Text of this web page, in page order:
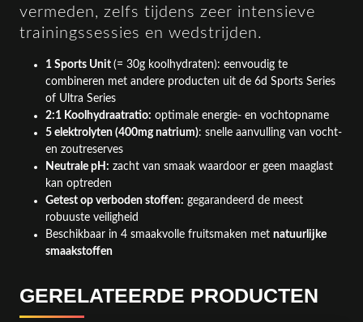
vermeden, zelfs tijdens zeer intensieve
trainingssessies en wedstrijden.
1 Sports Unit (= 30g koolhydraten): eenvoudig te
combineren met andere producten uit de 6d Sports Series
of Ultra Series
2:1 Koolhydraatratio: optimale energie- en vochtopname
5 elektrolyten (400mg natrium): snelle aanvulling van vocht-
en zoutreserves
Neutrale pH: zacht van smaak waardoor er geen maaglast
kan optreden
Getest op verboden stoffen: gegarandeerd de meest
robuuste veiligheid
Beschikbaar in 4 smaakvolle fruitsmaken met natuurlijke
smaakstoffen
GERELATEERDE PRODUCTEN